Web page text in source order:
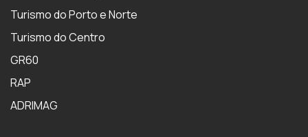
Turismo do Porto e Norte
Turismo do Centro
GR60
RAP
ADRIMAG